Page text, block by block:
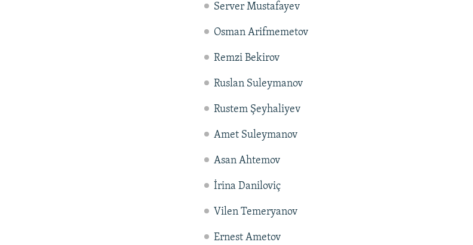
Server Mustafayev
Osman Arifmemetov
Remzi Bekirov
Ruslan Suleymanov
Rustem Şeyhaliyev
Amet Suleymanov
Asan Ahtemov
İrina Daniloviç
Vilen Temeryanov
Ernest Ametov